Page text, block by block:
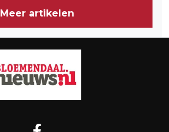
Meer artikelen